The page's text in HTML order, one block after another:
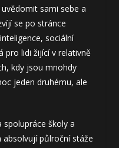
sami sebe a
se po stránce
sociální
pro lidi žijící v relativně
kdy jsou mnohdy
jeden druhému, ale
spolupráce školy a
půlroční stáže